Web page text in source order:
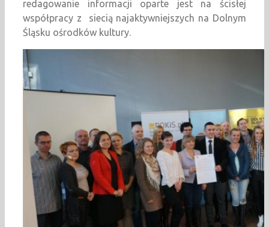
redagowanie informacji oparte jest na ścisłej
współpracy z siecią najaktywniejszych na Dolnym
Śląsku ośrodków kultury.